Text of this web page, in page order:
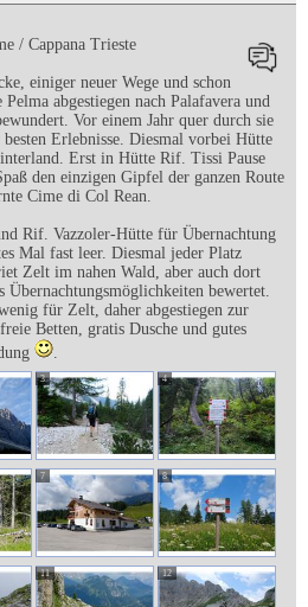
/ Cappana Trieste
einiger neuer Wege und schon
abgestiegen nach Palafavera und
Vor einem Jahr quer durch sie
Erlebnisse. Diesmal vorbei Hütte
Erst in Hütte Rif. Tissi Pause
den einzigen Gipfel der ganzen Route
Cime di Col Rean.
Rif. Vazzoler-Hütte für Übernachtung
Mal fast leer. Diesmal jeder Platz
Zelt im nahen Wald, aber auch dort
bewertet.
für Zelt, daher abgestiegen zur
Betten, gratis Dusche und gutes
.
3 4
7 8
11 12